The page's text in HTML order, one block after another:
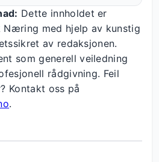
Dette innholdet er
Næring med hjelp av kunstig
av redaksjonen.
som generell veiledning
rådgivning. Feil
Kontakt oss på
.